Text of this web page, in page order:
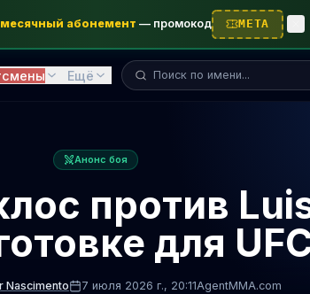
абонемент — промокод META
Ещё Поиск бойца...
Анонс боя
против
для
Nascimento 7 июля 2026 г., 20:11AgentMMA.com